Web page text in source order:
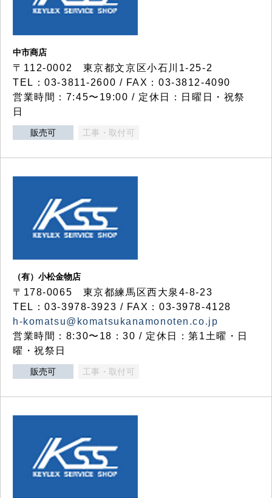
中市商店
〒112-0002 東京都文京区小石川1-25-2
TEL：03-3811-2600 / FAX：03-3812-4090
営業時間：7:45〜19:00 / 定休日：日曜日・祝祭
日
販売可 工事・取付可
（有）小松金物店
〒178-0065 東京都練馬区西大泉4-8-23
TEL：03-3978-3923 / FAX：03-3978-4128
h-komatsu@komatsukanamonoten.co.jp
営業時間：8:30〜18：30 / 定休日：第1土曜・日
曜・祝祭日
販売可 工事・取付可